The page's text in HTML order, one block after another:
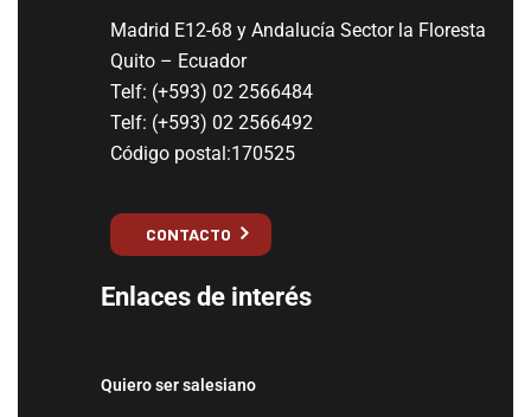
Madrid E12-68 y Andalucía Sector la Floresta
Quito – Ecuador
Telf: (+593) 02 2566484
Telf: (+593) 02 2566492
Código postal:170525
CONTACTO
Enlaces de interés
Quiero ser salesiano